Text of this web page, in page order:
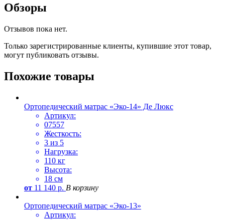
Обзоры
Отзывов пока нет.
Только зарегистрированные клиенты, купившие этот товар,
могут публиковать отзывы.
Похожие товары
Ортопедический матрас «Эко-14» Де Люкс
Артикул:
07557
Жесткость:
3 из 5
Нагрузка:
110 кг
Высота:
18 см
от 11 140 р. В корзину
Ортопедический матрас «Эко-13»
Артикул: